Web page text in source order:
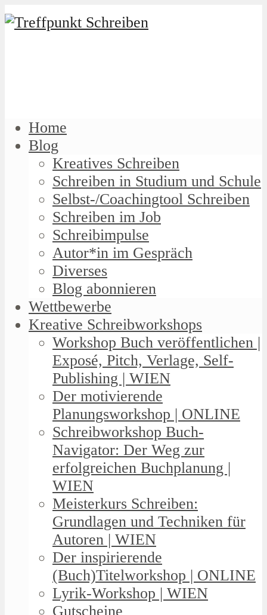
Home
Blog
Kreatives Schreiben
Schreiben in Studium und Schule
Selbst-/Coachingtool Schreiben
Schreiben im Job
Schreibimpulse
Autor*in im Gespräch
Diverses
Blog abonnieren
Wettbewerbe
Kreative Schreibworkshops
Workshop Buch veröffentlichen |
Exposé, Pitch, Verlage, Self-
Publishing | WIEN
Der motivierende
Planungsworkshop | ONLINE
Schreibworkshop Buch-
Navigator: Der Weg zur
erfolgreichen Buchplanung |
WIEN
Meisterkurs Schreiben:
Grundlagen und Techniken für
Autoren | WIEN
Der inspirierende
(Buch)Titelworkshop | ONLINE
Lyrik-Workshop | WIEN
Gutscheine